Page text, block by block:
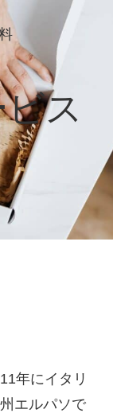
ス
年にイタリ
エルパソで